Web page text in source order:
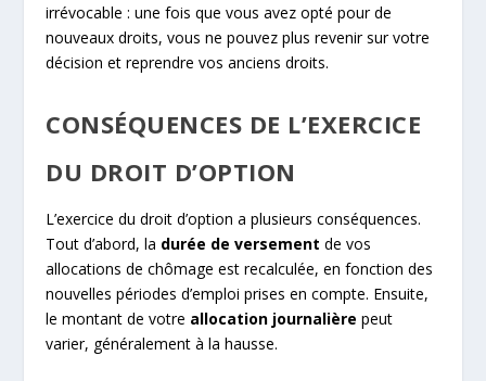
irrévocable : une fois que vous avez opté pour de
nouveaux droits, vous ne pouvez plus revenir sur votre
décision et reprendre vos anciens droits.
CONSÉQUENCES DE L’EXERCICE
DU DROIT D’OPTION
L’exercice du droit d’option a plusieurs conséquences.
Tout d’abord, la durée de versement de vos
allocations de chômage est recalculée, en fonction des
nouvelles périodes d’emploi prises en compte. Ensuite,
le montant de votre allocation journalière peut
varier, généralement à la hausse.